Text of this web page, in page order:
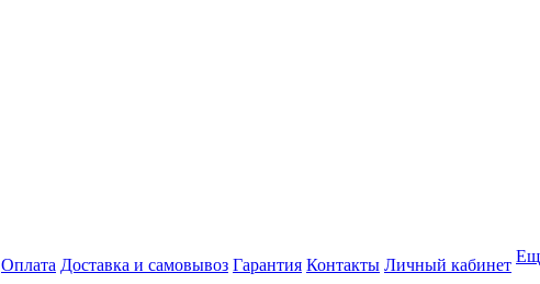
Оплата Доставка и самовывоз Гарантия Контакты Личный кабинет